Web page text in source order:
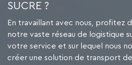
SUCRE ?
En travaillant avec nous, profitez
notre vaste réseau de logistique
votre service et sur lequel nous
créer une solution de transport